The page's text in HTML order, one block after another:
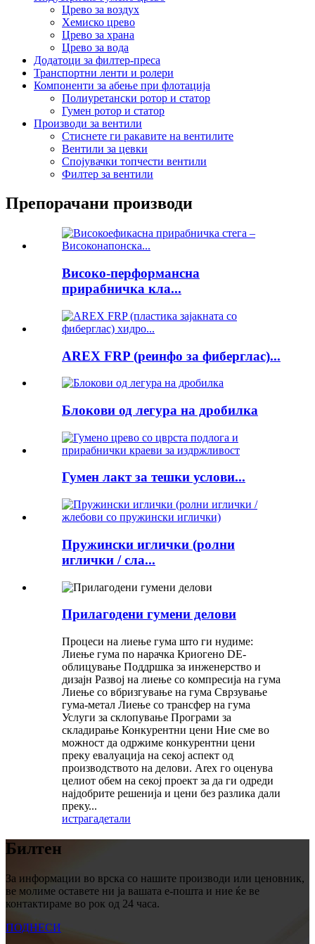
Црево за воздух
Хемиско црево
Црево за храна
Црево за вода
Додатоци за филтер-преса
Транспортни ленти и ролери
Компоненти за абење при флотација
Полиуретански ротор и статор
Гумен ротор и статор
Производи за вентили
Стиснете ги ракавите на вентилите
Вентили за цевки
Спојувачки топчести вентили
Филтер за вентили
Препорачани производи
Високо-перформансна
прирабничка кла...
AREX FRP (реинфо за фиберглас)...
Блокови од легура на дробилка
Гумен лакт за тешки услови...
Пружински иглички (ролни
иглички / сла...
Прилагодени гумени делови
Процеси на лиење гума што ги нудиме:
Лиење гума по нарачка Криогено DE-
облицување Поддршка за инженерство и
дизајн Развој на лиење со компресија на гума
Лиење со вбризгување на гума Сврзување
гума-метал Лиење со трансфер на гума
Услуги за склопување Програми за
складирање Конкурентни цени Ние сме во
можност да одржиме конкурентни цени
преку евалуација на секој аспект од
производството на делови. Arex го оценува
целиот обем на секој проект за да ги одреди
најдобрите решенија и цени без разлика дали
преку...
истрагадетали
Билтен
За информации во врска со нашите производи или ценовник,
ве молиме оставете ни ја вашата е-пошта и ние ќе ве
контактираме во рок од 24 часа.
ПОДНЕСИ